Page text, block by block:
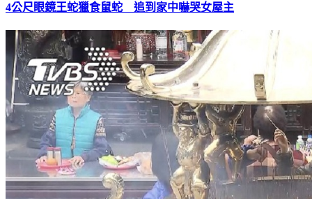
4公尺眼鏡王蛇獵食鼠蛇 追到家中嚇哭女屋主